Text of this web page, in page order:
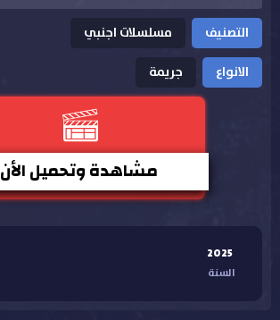
التصنيف
مسلسلات اجنبي
الانواع
جريمة
مشاهدة وتحميل الأن
2025
السنة